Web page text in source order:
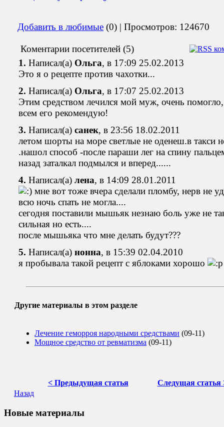
Добавить в любимые (0) | Просмотров: 124670
Коментарии посетителей (5)
1. Написал(а) Ольга, в 17:09 25.02.2013
Это я о рецепте против чахотки...
2. Написал(а) Ольга, в 17:07 25.02.2013
Этим средством лечился мой муж, очень помогло,
всем его рекомендую!
3. Написал(а) санек, в 23:56 18.02.2011
летом шорты на море светлые не оденеш.в такси
.нашол способ -после параши лег на спину
назад заталкал подмылся и вперед......
4. Написал(а) лена, в 14:09 28.01.2011
мне вот тоже вчера сделали пломбу, нерв не
всю ночь спать не могла....
сегодня поставили мышьяк незнаю боль уже не
сильная но есть....
после мышьяка что мне делать будут???
5. Написал(а) нонна, в 15:39 02.04.2010
я пробывала такой рецепт с яблоками хорошо
Другие материалы в этом разделе
Лечение геморроя народными средствами (09-11)
Мощное средство от ревматизма (09-11)
< Предыдущая статья
Следущая статья
Назад
Новые материалы